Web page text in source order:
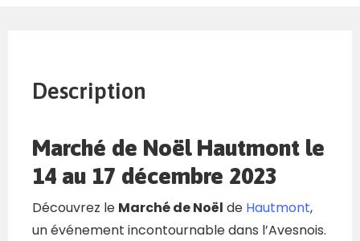
Description
Marché de Noël Hautmont le
14 au 17 décembre 2023
Découvrez le Marché de Noël de Hautmont,
un événement incontournable dans l’Avesnois.